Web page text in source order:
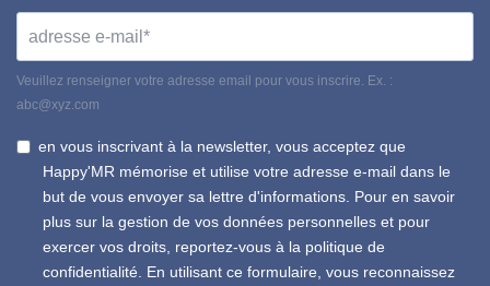
Veuillez renseigner votre adresse email pour vous inscrire. Ex. :
abc@xyz.com
en vous inscrivant à la newsletter, vous acceptez que
Happy'MR mémorise et utilise votre adresse e-mail dans le
but de vous envoyer sa lettre d'informations. Pour en savoir
plus sur la gestion de vos données personnelles et pour
exercer vos droits, reportez-vous à la politique de
confidentialité. En utilisant ce formulaire, vous reconnaissez